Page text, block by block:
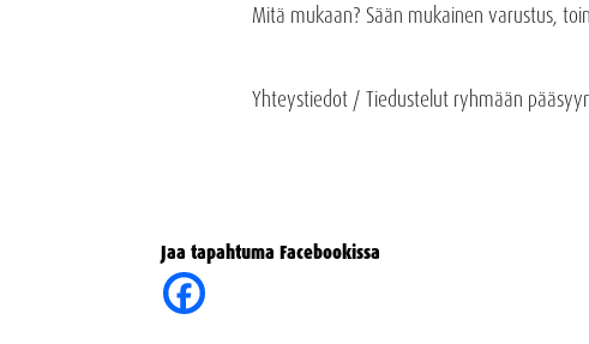
Mitä mukaan? Sään mukainen varustus,
Yhteystiedot / Tiedustelut ryhmään
Jaa tapahtuma Facebookissa